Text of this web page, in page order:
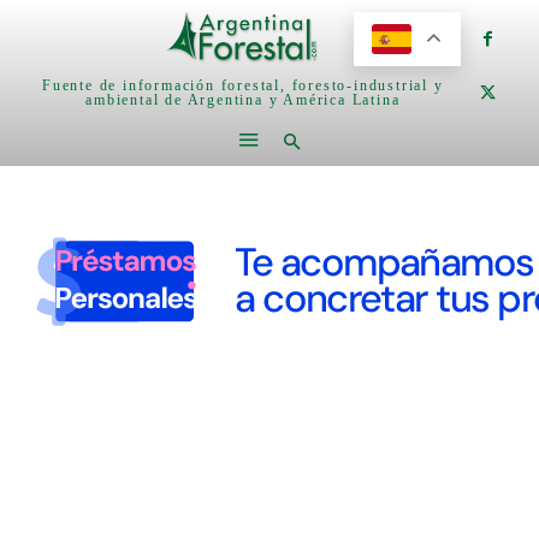
Fuente de información forestal, foresto-industrial y
ambiental de Argentina y América Latina